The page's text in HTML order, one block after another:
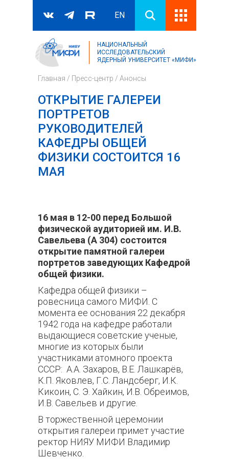
Форма поиска
Поиск
EN
НАЦИОНАЛЬНЫЙ
ИССЛЕДОВАТЕЛЬСКИЙ
ЯДЕРНЫЙ УНИВЕРСИТЕТ «МИФИ»
Главная / Пресс-центр / Анонсы
ОТКРЫТИЕ ГАЛЕРЕИ
ПОРТРЕТОВ
РУКОВОДИТЕЛЕЙ
КАФЕДРЫ ОБЩЕЙ
ФИЗИКИ СОСТОИТСЯ 16
МАЯ
16 мая в 12-00 перед Большой
физической аудиторией им. И.В.
Савельева (А 304) состоится
открытие памятной галереи
портретов заведующих Кафедрой
общей физики.
Кафедра общей физики –
ровесница самого МИФИ. С
момента ее основания 22 декабря
1942 года на кафедре работали
выдающиеся советские ученые,
многие из которых были
участниками атомного проекта
СССР: А.А. Захаров, В.Е. Лашкарёв,
К.П. Яковлев, Г.С. Ландсберг, И.К.
Кикоин, С. Э. Хайкин, И.В. Обреимов,
И.В. Савельев и другие.
В торжественной церемонии
открытия галереи примет участие
ректор НИЯУ МИФИ Владимир
Шевченко.